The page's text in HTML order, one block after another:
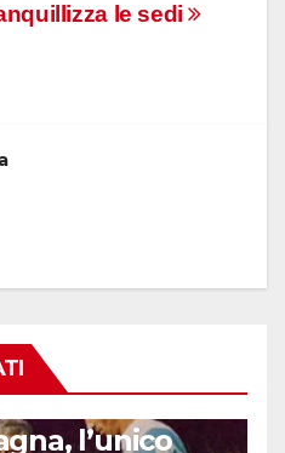
le sedi
l’unico